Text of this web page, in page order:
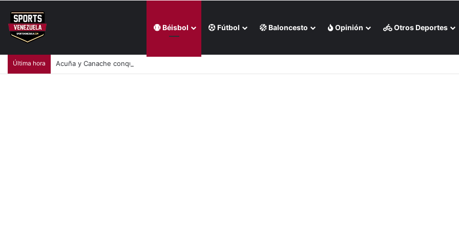
Béisbol Fútbol Baloncesto Opinión Otros Deportes
Última hora Acuña y Canache conquistaron una medalla dorada en canotaje